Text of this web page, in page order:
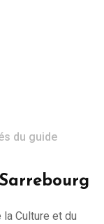
du guide
Culture et du